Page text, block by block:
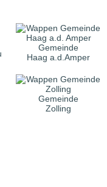
Gemeinde
Haag a.d.Amper
Gemeinde
Zolling